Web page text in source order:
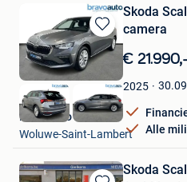
Bewaren
in
Mijn
Favorieten
Skoda
camera
€ 21.990,-
2025
Alle
Bravoauto Woluwe
Woluwe-Saint-Lambert
Skoda